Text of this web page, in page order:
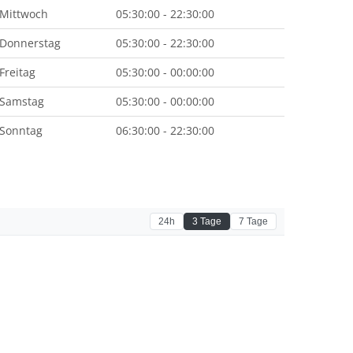
Mittwoch
05:30:00 - 22:30:00
Donnerstag
05:30:00 - 22:30:00
Freitag
05:30:00 - 00:00:00
Samstag
05:30:00 - 00:00:00
Sonntag
06:30:00 - 22:30:00